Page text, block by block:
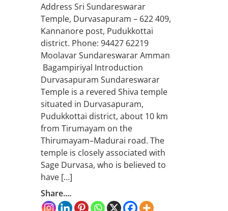
Address Sri Sundareswarar
Temple, Durvasapuram – 622 409,
Kannanore post, Pudukkottai
district. Phone: 94427 62219
Moolavar Sundareswarar Amman
Bagampiriyal Introduction
Durvasapuram Sundareswarar
Temple is a revered Shiva temple
situated in Durvasapuram,
Pudukkottai district, about 10 km
from Tirumayam on the
Thirumayam–Madurai road. The
temple is closely associated with
Sage Durvasa, who is believed to
have […]
Share....